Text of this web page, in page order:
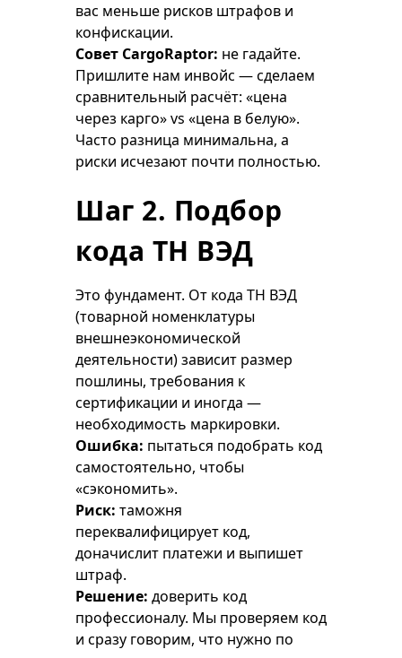
вас меньше рисков штрафов и
конфискации.
Совет CargoRaptor: не гадайте.
Пришлите нам инвойс — сделаем
сравнительный расчёт: «цена
через карго» vs «цена в белую».
Часто разница минимальна, а
риски исчезают почти полностью.
Шаг 2. Подбор
кода ТН ВЭД
Это фундамент. От кода ТН ВЭД
(товарной номенклатуры
внешнеэкономической
деятельности) зависит размер
пошлины, требования к
сертификации и иногда —
необходимость маркировки.
Ошибка: пытаться подобрать код
самостоятельно, чтобы
«сэкономить».
Риск: таможня
переквалифицирует код,
доначислит платежи и выпишет
штраф.
Решение: доверить код
профессионалу. Мы проверяем код
и сразу говорим, что нужно по